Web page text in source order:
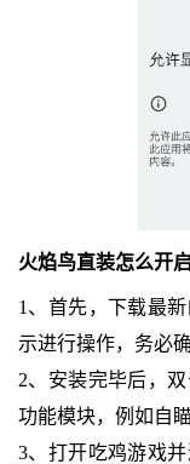
火焰鸟直装怎么开启
1、首先，下载最
示进行操作，务必
2、安装完毕后，
功能模块，例如自瞄
3、打开吃鸡游戏